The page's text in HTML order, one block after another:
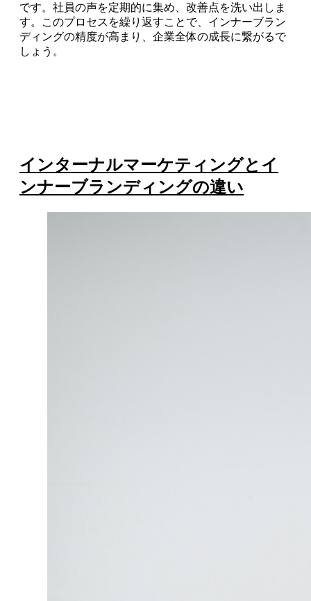
です。社員の声を定期的に集め、改善点を洗い出しま
す。このプロセスを繰り返すことで、インナーブラン
ディングの精度が高まり、企業全体の成長に繋がるで
しょう。
インターナルマーケティングとイ
ンナーブランディングの違い